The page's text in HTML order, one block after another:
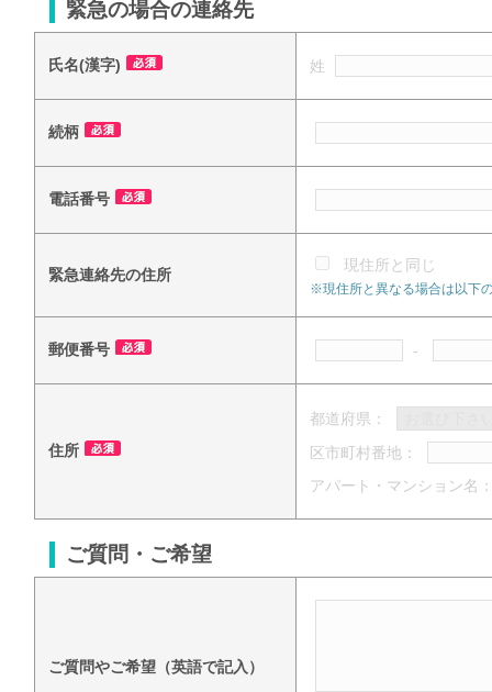
緊急の場合の連絡先
氏名(漢字) 姓
続柄
電話番号
緊急連絡先の住所
現住所と同じ
※現住所と異なる場合は以下
郵便番号 -
住所
都道府県：
区市町村番地：
アパート・マンション名
ご質問・ご希望
ご質問やご希望（英語で記入）